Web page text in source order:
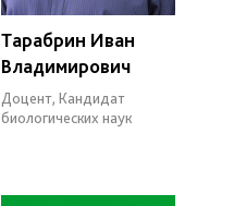
Тарабрин Иван
Владимирович
Доцент, Кандидат
биологических наук